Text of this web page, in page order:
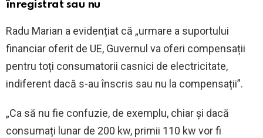
înregistrat sau nu
Radu Marian a evidențiat că „urmare a suportului
financiar oferit de UE, Guvernul va oferi compensații
pentru toți consumatorii casnici de electricitate,
indiferent dacă s-au înscris sau nu la compensații”.
„Ca să nu fie confuzie, de exemplu, chiar și dacă
consumați lunar de 200 kw, primii 110 kw vor fi